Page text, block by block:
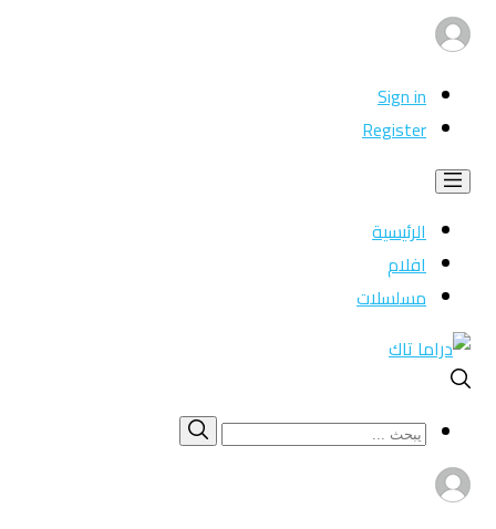
Sign in
Register
الرئيسية
افلام
مسلسلات
Search
بحث